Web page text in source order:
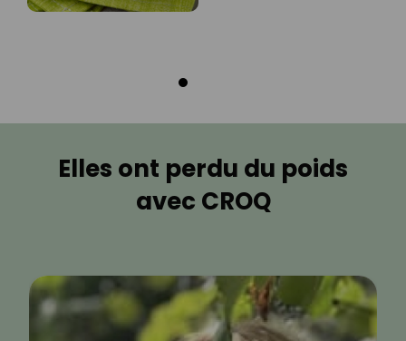
Elles ont perdu du poids
avec CROQ